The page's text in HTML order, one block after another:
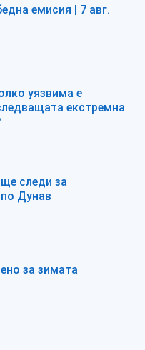
емисия | 7 авг.
уязвима е
екстремна
следи за
Дунав
за зимата